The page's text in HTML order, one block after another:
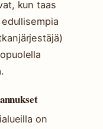
kun taas
on